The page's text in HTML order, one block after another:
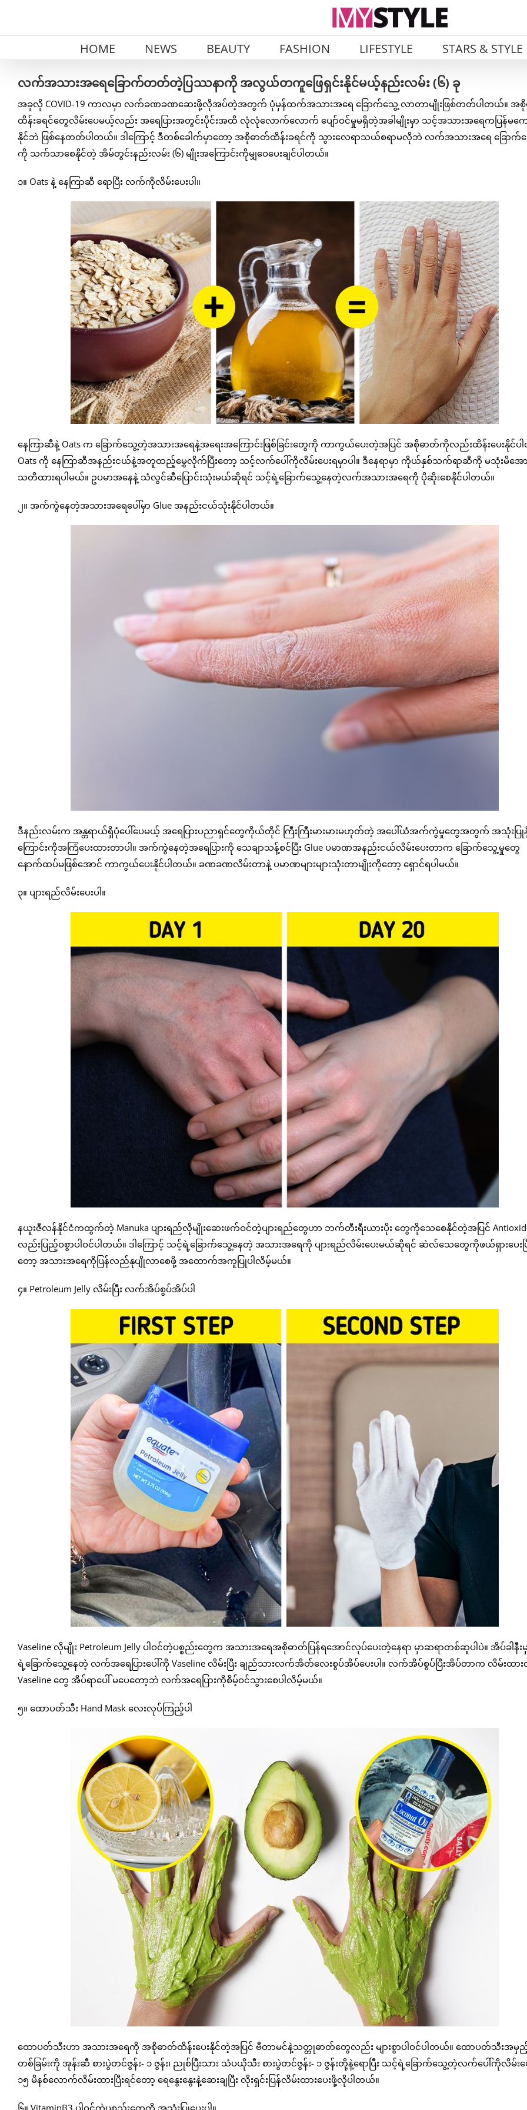
HOME NEWS BEAUTY FASHION LIFESTYLE STARS & STYLE
လက်အသားအရေခြောက်တတ်တဲ့ပြဿနာကို အလွယ်တကူဖြေရှင်းနိုင်မယ့်နည်းလမ်း (၆) ခု
အခုလို COVID-19 ကာလမှာ လက်ခဏခဏဆေးဖို့လိုအပ်တဲ့အတွက် ပုံမှန်ထက်အသားအရေ ခြောက်သွေ့ လာတာမျိုးဖြစ်တတ်ပါတယ်။ အ
ထိန်းခရင်တွေလိမ်းပေမယ့်လည်း အရေပြားအတွင်းပိုင်းအထိ လုံလုံလောက်လောက် ပျော်ဝင်မှုမရှိတဲ့အခါမျိုးမှာ သင့်အသားအရေကပြန်မကေ
နိုင်ဘဲ ဖြစ်နေတတ်ပါတယ်။ ဒါကြောင့် ဒီတစ်ခေါက်မှာတော့ အစိုဓာတ်ထိန်းခရင်ကို သွားလေရာသယ်စရာမလိုဘဲ လက်အသားအရေ ခြော
ကို သက်သာစေနိုင်တဲ့ အိမ်တွင်းနည်းလမ်း (၆) မျိုးအကြောင်းကိုမျှဝေပေးချင်ပါတယ်။
၁။ Oats နဲ့ နေကြာဆီ ရောပြီး လက်ကိုလိမ်းပေးပါ။
နေကြာဆီနဲ့ Oats က ခြောက်သွေ့တဲ့အသားအရေနဲ့အရေးအကြောင်းဖြစ်ခြင်းတွေကို ကာကွယ်ပေးတဲ့အပြင် အစိုဓာတ်ကိုလည်းထိန်းပေးနိုင်ပ
Oats ကို နေကြာဆီအနည်းငယ်နဲ့အတူထည့်မွှေလိုက်ပြီးတော့ သင့်လက်ပေါ်ကိုလိမ်းပေးရမှာပါ။ ဒီနေရာမှာ ကိုယ်နှစ်သက်ရာဆီကို မသုံးမိအေ
သတိထားရပါမယ်။ ဥပမာအနေနဲ့ သံလွင်ဆီပြောင်းသုံးမယ်ဆိုရင် သင့်ရဲ့ခြောက်သွေ့နေတဲ့လက်အသားအရေကို ပိုဆိုးစေနိုင်ပါတယ်။
၂။ အက်ကွဲနေတဲ့အသားအရေပေါ်မှာ Glue အနည်းငယ်သုံးနိုင်ပါတယ်။
ဒီနည်းလမ်းက အန္တရာယ်ရှိပုံပေါ်ပေမယ့် အရေပြားပညာရှင်တွေကိုယ်တိုင် ကြီးကြီးမားမားမဟုတ်တဲ့ အပေါ်ယံအက်ကွဲမှုတွေအတွက် အသုံးပြု
ကြောင်းကိုအကြံပေးထားတာပါ။ အက်ကွဲနေတဲ့အရေပြားကို သေချာသန့်စင်ပြီး Glue ပမာဏအနည်းငယ်လိမ်းပေးတာက ခြောက်သွေ့မှုတွေ
နောက်ထပ်မဖြစ်အောင် ကာကွယ်ပေးနိုင်ပါတယ်။ ခဏခဏလိမ်းတာနဲ့ ပမာဏများများသုံးတာမျိုးကိုတော့ ရှောင်ရပါမယ်။
၃။ ပျားရည်လိမ်းပေးပါ။
နယူးဇီလန်နိုင်ငံကထွက်တဲ့ Manuka ပျားရည်လိုမျိုးဆေးဖက်ဝင်တဲ့ပျားရည်တွေဟာ ဘက်တီးရီးယားပိုး တွေကိုသေစေနိုင်တဲ့အပြင်
လည်းပြည့်ဝစွာပါဝင်ပါတယ်။ ဒါကြောင့် သင့်ရဲ့ခြောက်သွေ့နေတဲ့ အသားအရေကို ပျားရည်လိမ်းပေးမယ်ဆိုရင် ဆဲလ်သေတွေကိုဖယ်ရှားပေးပ
တော့ အသားအရေကိုပြန်လည်နုပျိုလာစေဖို့ အထောက်အကူပြုပါလိမ့်မယ်။
၄။ Petroleum Jelly လိမ်းပြီး လက်အိပ်စွပ်အိပ်ပါ
Vaseline လိုမျိုး Petroleum Jelly ပါဝင်တဲ့ပစ္စည်းတွေက အသားအရေအစိုဓာတ်ပြန်ရအောင်လုပ်ပေးတဲ့နေရာ မှာဆရာတစ်ဆူပါပဲ။ အိပ်ခါနီး
ရဲ့ခြောက်သွေ့နေတဲ့ လက်အရေပြားပေါ်ကို Vaseline လိမ်းပြီး ချည်သားလက်အိတ်လေးစွပ်အိပ်ပေးပါ။ လက်အိပ်စွပ်ပြီးအိပ်တာက လိမ်းထာ
Vaseline တွေ အိပ်ရာပေါ် မပေတော့ဘဲ လက်အရေပြားကိုစိမ့်ဝင်သွားစေပါလိမ့်မယ်။
၅။ ထောပတ်သီး Hand Mask လေးလုပ်ကြည့်ပါ
ထောပတ်သီးဟာ အသားအရေကို အစိုဓာတ်ထိန်းပေးနိုင်တဲ့အပြင် ဗီတာမင်နဲ့သတ္တုဓာတ်တွေလည်း များစွာပါဝင်ပါတယ်။ ထောပတ်သီးအမှ
တစ်ခြမ်းကို အုန်းဆီ စားပွဲတင်ဇွန်း- ၁ ဇွန်း၊ ညုစ်ပြီးသား သံပယိုသီး စားပွဲတင်ဇွန်း- ၁ ဇွန်းတို့နဲ့ရောပြီး သင့်ရဲ့ခြောက်သွေ့တဲ့လက်ပေါ်ကိုလိမ်းပေ
၁၅ မိနစ်လောက်လိမ်းထားပြီးရင်တော့ ရေနွေးနွေးနဲ့ဆေးချပြီး လိုးရှင်းပြန်လိမ်းထားပေးဖို့လိုပါတယ်။